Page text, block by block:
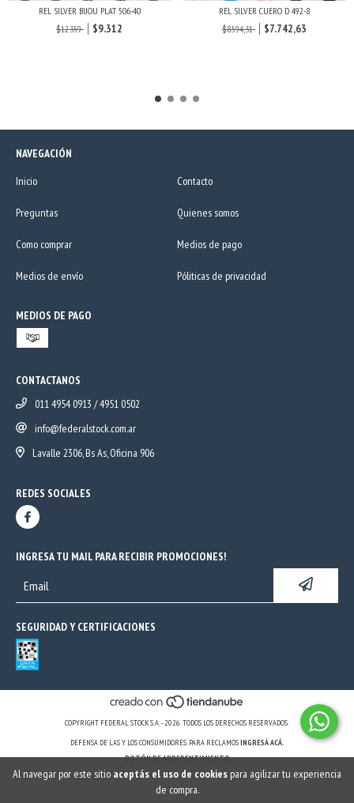
Al navegar por este sitio aceptás el uso de cookies para agilizar tu experiencia
de compra.
REL SILVER BIJOU PLAT 506-40
$12.359
$9.312
REL SILVER CUERO D 492-8
$8.594,31
$7.742,63
NAVEGACIÓN
Inicio
Contacto
Preguntas Quienes somos
Como comprar Medios de pago
Medios de envío Póliticas de privacidad
MEDIOS DE PAGO
CONTACTANOS
011 4954 0913 / 4951 0502
info@federalstock.com.ar
Lavalle 2306, Bs As, Oficina 906
REDES SOCIALES
INGRESA TU MAIL PARA RECIBIR PROMOCIONES!
SEGURIDAD Y CERTIFICACIONES
COPYRIGHT FEDERAL STOCK S.A. - 2026. TODOS LOS DERECHOS RESERVADOS.
DEFENSA DE LAS Y LOS CONSUMIDORES. PARA RECLAMOSINGRESÁ ACÁ.
BOTÓN DE ARREPENTIMIENTO